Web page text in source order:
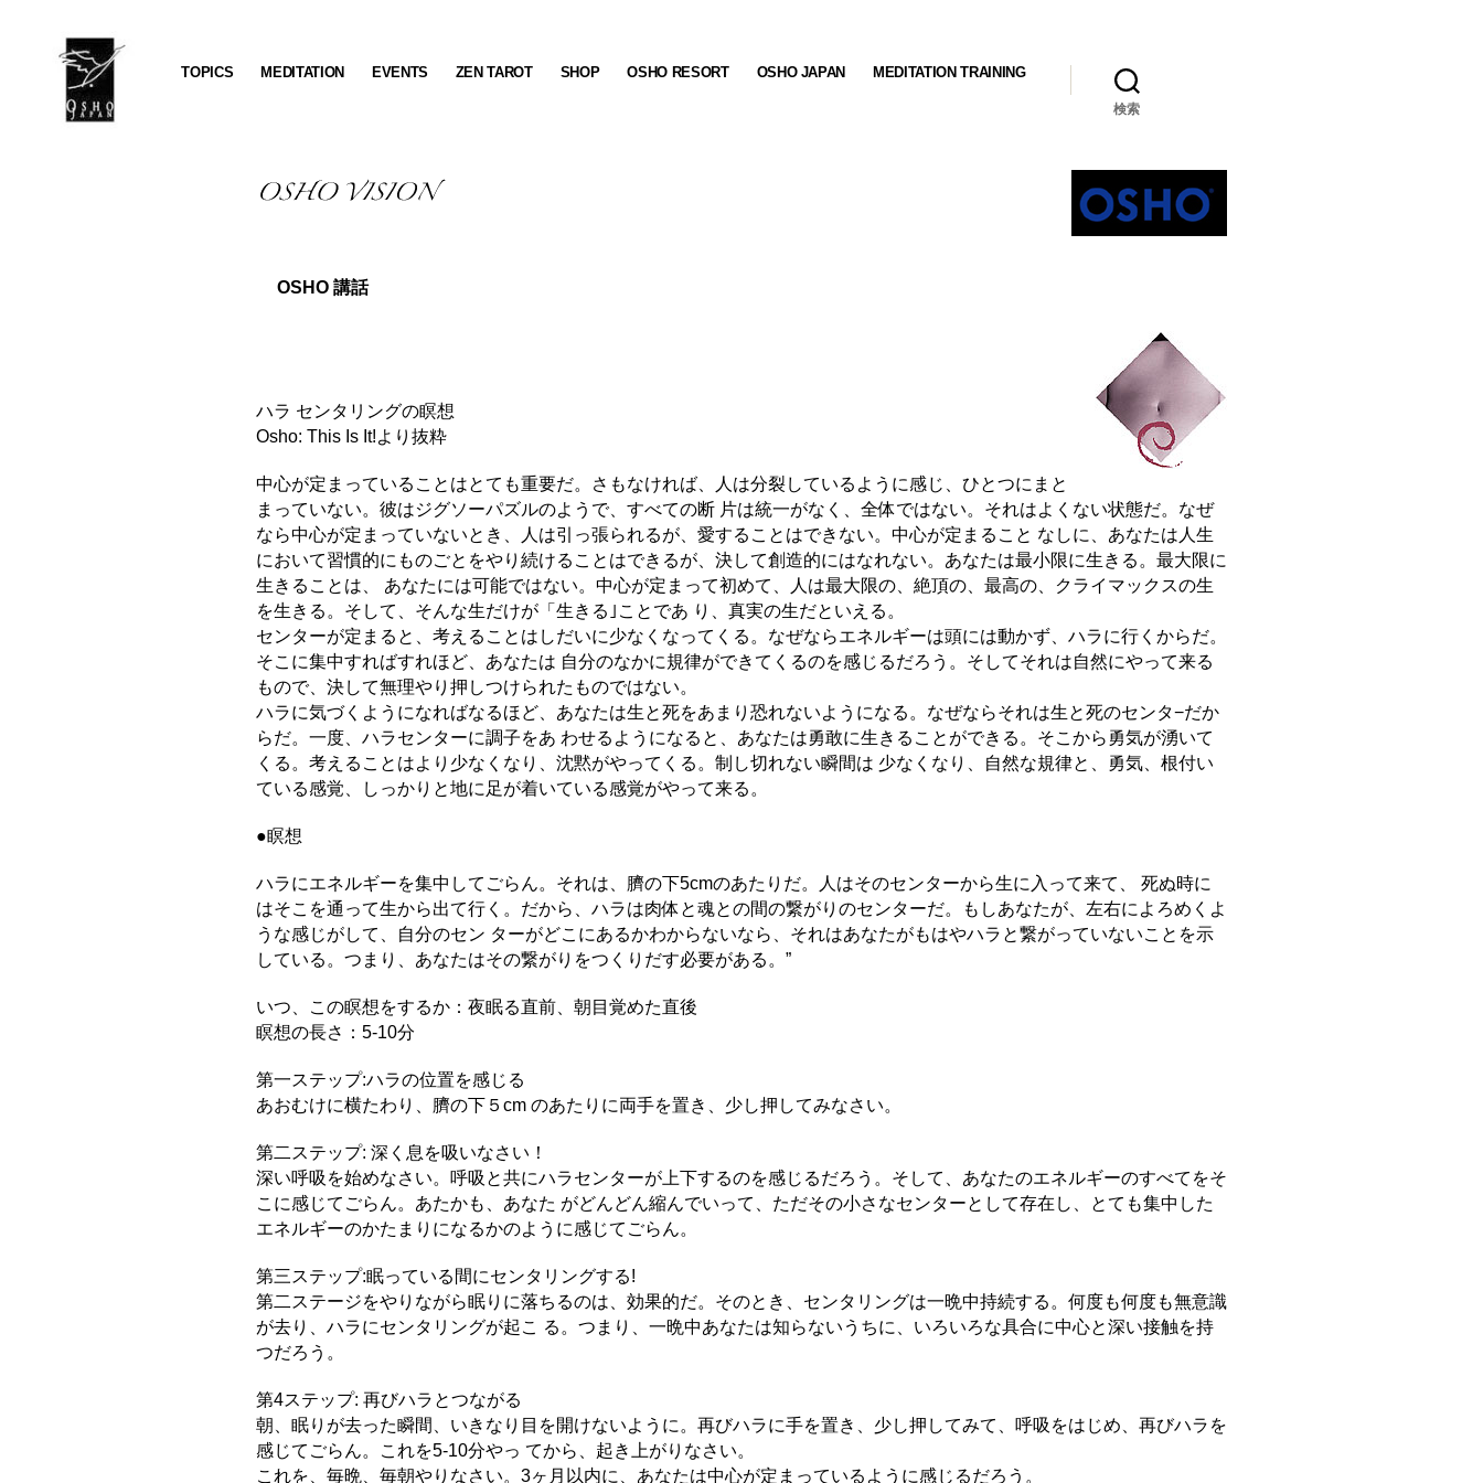
TOPICS MEDITATION EVENTS ZEN TAROT SHOP OSHO RESORT OSHO JAPAN MEDITATION TRAINING
検索
OSHO 講話
ハラ センタリングの瞑想
Osho: This Is It!より抜粋
中心が定まっていることはとても重要だ。さもなければ、人は分裂しているように感じ、ひとつにまと
まっていない。彼はジグソーパズルのようで、すべての断 片は統一がなく、全体ではない。それはよくない状態だ。なぜ
なら中心が定まっていないとき、人は引っ張られるが、愛することはできない。中心が定まること なしに、あなたは人生
において習慣的にものごとをやり続けることはできるが、決して創造的にはなれない。あなたは最小限に生きる。最大限に
生きることは、 あなたには可能ではない。中心が定まって初めて、人は最大限の、絶頂の、最高の、クライマックスの生
を生きる。そして、そんな生だけが「生きる｣ことであ り、真実の生だといえる。
センターが定まると、考えることはしだいに少なくなってくる。なぜならエネルギーは頭には動かず、ハラに行くからだ。
そこに集中すればすれほど、あなたは 自分のなかに規律ができてくるのを感じるだろう。そしてそれは自然にやって来る
もので、決して無理やり押しつけられたものではない。
ハラに気づくようになればなるほど、あなたは生と死をあまり恐れないようになる。なぜならそれは生と死のセンタ−だか
らだ。一度、ハラセンターに調子をあ わせるようになると、あなたは勇敢に生きることができる。そこから勇気が湧いて
くる。考えることはより少なくなり、沈黙がやってくる。制し切れない瞬間は 少なくなり、自然な規律と、勇気、根付い
ている感覚、しっかりと地に足が着いている感覚がやって来る。
●瞑想
ハラにエネルギーを集中してごらん。それは、臍の下5cmのあたりだ。人はそのセンターから生に入って来て、 死ぬ時に
はそこを通って生から出て行く。だから、ハラは肉体と魂との間の繋がりのセンターだ。もしあなたが、左右によろめくよ
うな感じがして、自分のセン ターがどこにあるかわからないなら、それはあなたがもはやハラと繋がっていないことを示
している。つまり、あなたはその繋がりをつくりだす必要がある。”
いつ、この瞑想をするか：夜眠る直前、朝目覚めた直後
瞑想の長さ：5-10分
第一ステップ:ハラの位置を感じる
あおむけに横たわり、臍の下５cm のあたりに両手を置き、少し押してみなさい。
第二ステップ: 深く息を吸いなさい！
深い呼吸を始めなさい。呼吸と共にハラセンターが上下するのを感じるだろう。そして、あなたのエネルギーのすべてをそ
こに感じてごらん。あたかも、あなた がどんどん縮んでいって、ただその小さなセンターとして存在し、とても集中した
エネルギーのかたまりになるかのように感じてごらん。
第三ステップ:眠っている間にセンタリングする!
第二ステージをやりながら眠りに落ちるのは、効果的だ。そのとき、センタリングは一晩中持続する。何度も何度も無意識
が去り、ハラにセンタリングが起こ る。つまり、一晩中あなたは知らないうちに、いろいろな具合に中心と深い接触を持
つだろう。
第4ステップ: 再びハラとつながる
朝、眠りが去った瞬間、いきなり目を開けないように。再びハラに手を置き、少し押してみて、呼吸をはじめ、再びハラを
感じてごらん。これを5-10分やっ てから、起き上がりなさい。
これを、毎晩、毎朝やりなさい。3ヶ月以内に、あなたは中心が定まっているように感じるだろう。